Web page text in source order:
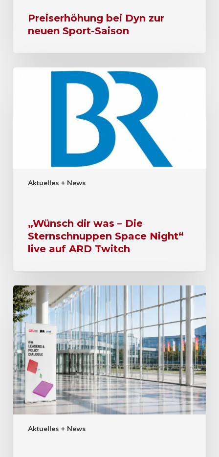
Preiserhöhung bei Dyn zur
neuen Sport-Saison
Aktuelles + News
„Wünsch dir was – Die
Sternschnuppen Space Night“
live auf ARD Twitch
Aktuelles + News